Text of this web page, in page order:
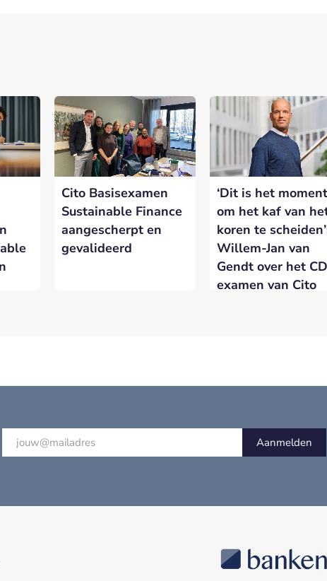
Cito Basisexamen
Sustainable Finance
aangescherpt en
gevalideerd
‘Dit is het moment
om het kaf van
koren te
Willem-Jan van
Gendt over het
examen van Cito
Aanmelden